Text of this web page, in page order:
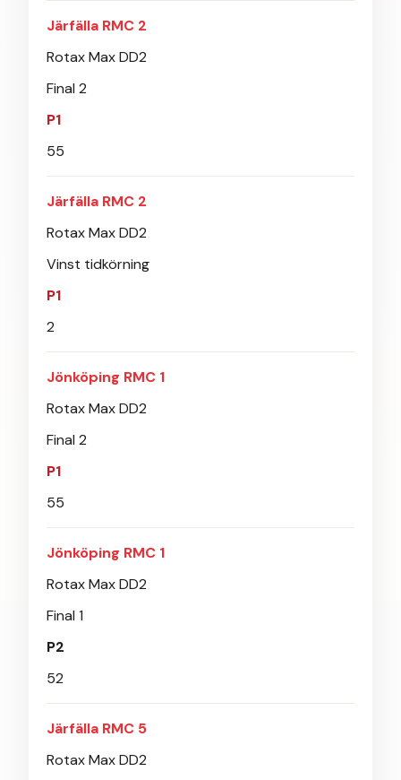
Järfälla RMC 2
Rotax Max DD2
Final 2
P1
55
Järfälla RMC 2
Rotax Max DD2
Vinst tidkörning
P1
2
Jönköping RMC 1
Rotax Max DD2
Final 2
P1
55
Jönköping RMC 1
Rotax Max DD2
Final 1
P2
52
Järfälla RMC 5
Rotax Max DD2